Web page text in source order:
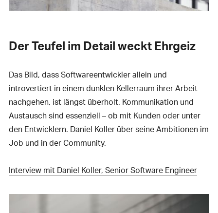
Der Teufel im Detail weckt Ehrgeiz
Das Bild, dass Softwareentwickler allein und
introvertiert in einem dunklen Kellerraum ihrer Arbeit
nachgehen, ist längst überholt. Kommunikation und
Austausch sind essenziell – ob mit Kunden oder unter
den Entwicklern. Daniel Koller über seine Ambitionen im
Job und in der Community.
Interview mit Daniel Koller, Senior Software Engineer